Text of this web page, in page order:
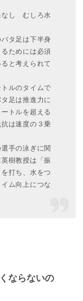
なし むしろ水
タ足は下半身
ためには必須
と考えられて
ルのタイムで
足は推進力に
トルを超える
は速度の３乗
手の泳ぎに関
樹教授は「振
打ち、水をつ
ム向上につな
ならないの